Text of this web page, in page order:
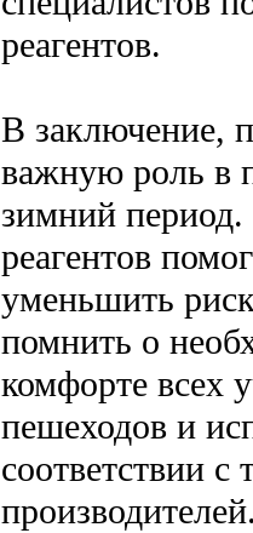
реагентов.
В заключение,
важную роль в
зимний
реагентов
уменьшить
помнить о
комфорте всех
пешеходов и
соответствии